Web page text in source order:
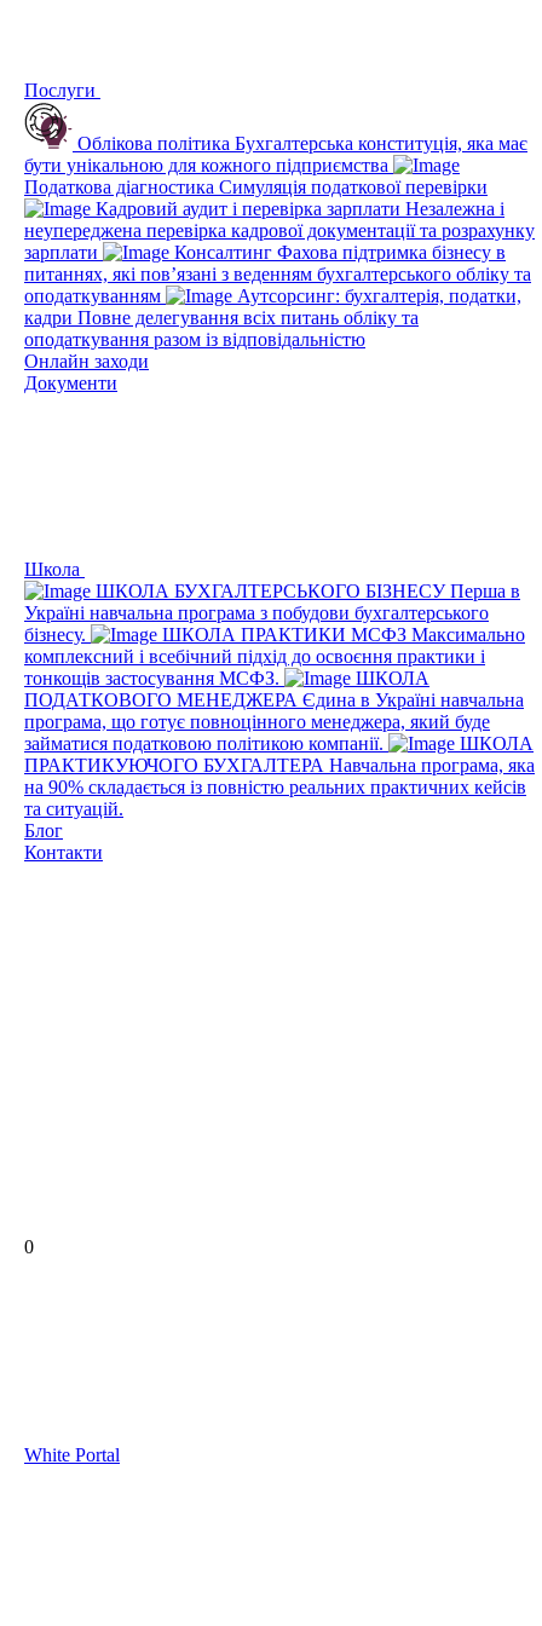
Послуги
Облікова політика Бухгалтерська конституція, яка має
бути унікальною для кожного підприємства
Податкова діагностика Симуляція податкової перевірки
Кадровий аудит і перевірка зарплати Незалежна і
неупереджена перевірка кадрової документації та розрахунку
зарплати
Консалтинг Фахова підтримка бізнесу в
питаннях, які пов’язані з веденням бухгалтерського обліку та
оподаткуванням
Аутсорсинг: бухгалтерія, податки,
кадри Повне делегування всіх питань обліку та
оподаткування разом із відповідальністю
Онлайн заходи
Документи
Школа
ШКОЛА БУХГАЛТЕРСЬКОГО БІЗНЕСУПерша в
Україні навчальна програма з побудови бухгалтерського
бізнесу.
ШКОЛА ПРАКТИКИ МСФЗ Максимально
комплексний і всебічний підхід до освоєння практики і
тонкощів застосування МСФЗ.
ШКОЛА
ПОДАТКОВОГО МЕНЕДЖЕРА Єдина в Україні навчальна
програма, що готує повноцінного менеджера, який буде
займатися податковою політикою компанії.
ШКОЛА
ПРАКТИКУЮЧОГО БУХГАЛТЕРА Навчальна програма, яка
на 90% складається із повністю реальних практичних кейсів
та ситуацій.
Блог
Контакти
0
White Portal